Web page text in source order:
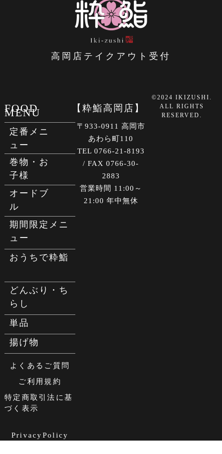
高岡店テイクアウト受付
FOOD
MENU
定番メニ
ュー
巻物・お
子様
オードブ
ル
期間限定メニ
ュー
おうちで粋鮨
どんぶり・ち
らし
単品
揚げ物
よくあるご質問
ご利用規約
特定商取引法に基
づく表示
PrivacyPolicy
【粋鮨高岡店】
〒933-0911 高岡市
あわら町110
TEL 0766-21-8193
/ FAX 0766-30-
2883
営業時間 11:00～
21:00 年中無休
©2024 IKIZUSHI.
ALL RIGHTS
RESERVED.